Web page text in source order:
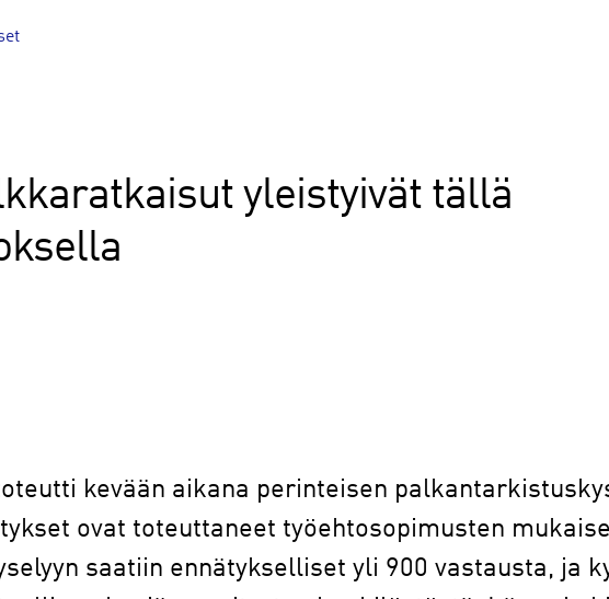
yleistyivät tällä
kevään aikana perinteisen
ovat toteuttaneet työehtosopimusten
saatiin ennätykselliset yli 900 vastausta, ja